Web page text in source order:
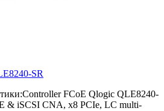
SR
FCoE Qlogic QLE8240-
& iSCSI CNA, x8 PCIe, LC multi-